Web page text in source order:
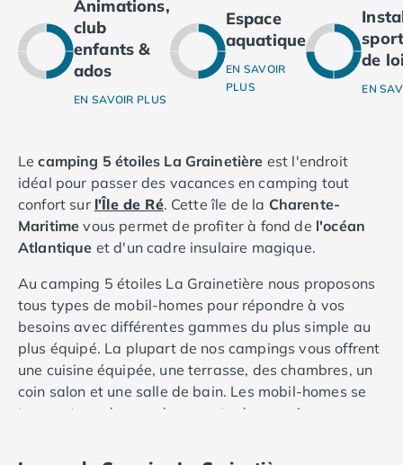
Camping Ardennes
Camping Corse
Camping Corse-du-Sud
Camping Bonifacio
Camping Porto Vecchio
Camping Saint-Florent
Camping Franche-Comté
Camping Doubs
Camping Jura
Camping Clairvaux-les-Lacs
Camping Eure
Camping Ile-de-France
Camping Essonne
Camping Seine-et-Marne
Camping Val d'Oise
Camping Val-de-Marne
Animations,
club
enfants &
ados
EN SAVOIR PLUS
Espace
aquatique
EN SAVOIR
PLUS
de
EN
Lecamping 5 étoiles La Grainetière est l'endroit
idéal pour passer des vacances en camping tout
confort sur l'Île de Ré. Cette île de la Charente-
Maritimevous permet de profiter à fond de l'océan
Atlantique et d'un cadre insulaire magique.
Au camping 5 étoiles La Grainetière nous proposons
tous types de mobil-homes pour répondre à vos
besoins avec différentes gammes du plus simple au
plus équipé. La plupart de nos campings vous offrent
une cuisine équipée, une terrasse, des chambres, un
coin salon et une salle de bain. Les mobil-homes se
trouvent sur des emplacements de camping